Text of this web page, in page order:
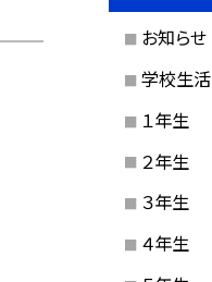
お知らせ
学校生活
１年生
２年生
３年生
４年生